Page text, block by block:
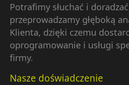
Potrafimy słuchać i
przeprowadzamy głęboką
Klienta, dzięki czemu
oprogramowanie i usługi
firmy.
Nasze doświadczenie